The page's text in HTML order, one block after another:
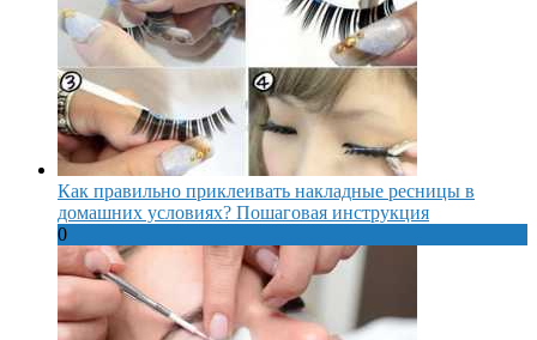
Как правильно приклеивать накладные ресницы в
домашних условиях? Пошаговая инструкция
0